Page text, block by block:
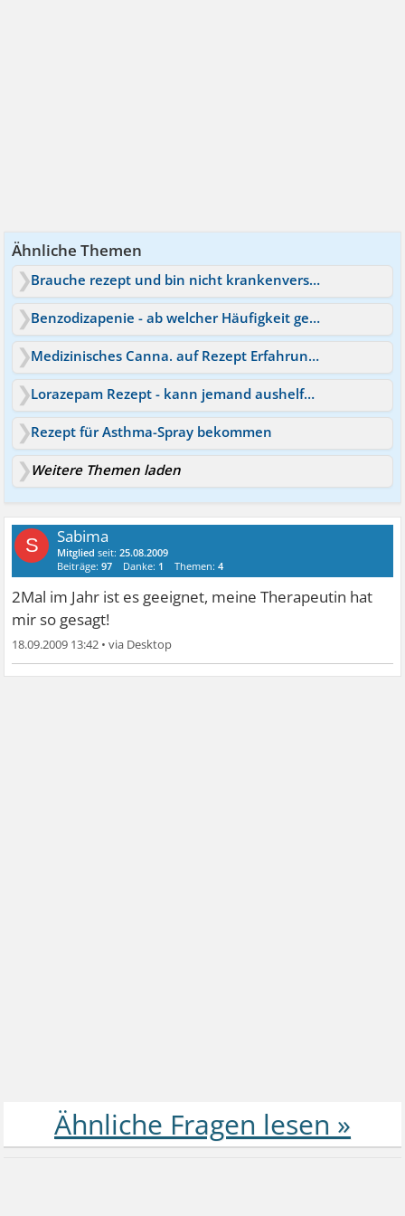
Ähnliche Themen
Brauche rezept und bin nicht krankenversichert
Benzodizapenie - ab welcher Häufigkeit gefährlich?
Medizinisches Canna. auf Rezept Erfahrungen?
Lorazepam Rezept - kann jemand aushelfen?
Rezept für Asthma-Spray bekommen
Weitere Themen laden
S Sabima
Mitglied seit:25.08.2009
Beiträge:97 Danke: 1 Themen:4
2Mal im Jahr ist es geeignet, meine Therapeutin hat
mir so gesagt!
18.09.2009 13:42 •